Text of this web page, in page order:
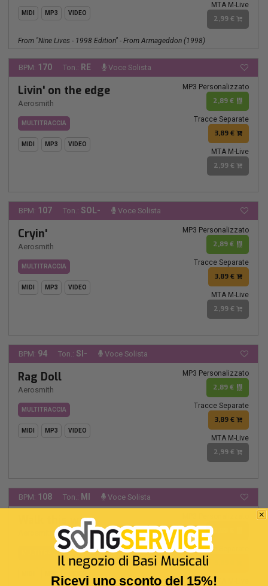
MIDI MP3 VIDEO
MTA M-Live
2,99 €
From "nine Lives - 1998 Edition" - From Armageddon (1998)
BPM: 170 Ton.: RE Voce Solista
Livin' on the edge
Aerosmith
MULTITRACCIA
MIDI MP3 VIDEO
MP3 Personalizzato
2,89 €
Tracce Separate
3,89 €
MTA M-Live
2,99 €
BPM: 107 Ton.: SOL- Voce Solista
Cryin'
Aerosmith
MULTITRACCIA
MIDI MP3 VIDEO
MP3 Personalizzato
2,89 €
Tracce Separate
3,89 €
MTA M-Live
2,99 €
BPM: 94 Ton.: SI- Voce Solista
Rag Doll
Aerosmith
MULTITRACCIA
MIDI MP3 VIDEO
MP3 Personalizzato
2,89 €
Tracce Separate
3,89 €
MTA M-Live
2,99 €
BPM: 108 Ton.: MI Voce Solista
Walk this way
MULTITRACCIA
2,89 €
Tracce Separate
MTA M-Live
Ricevi uno sconto del 15%!